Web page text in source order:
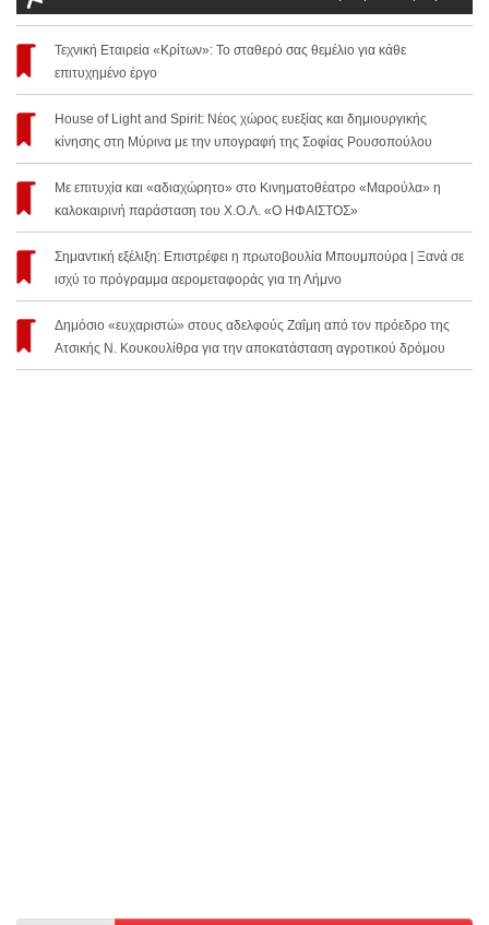
Τεχνική Εταιρεία «Κρίτων»: Το σταθερό σας θεμέλιο για κάθε
επιτυχημένο έργο
House of Light and Spirit: Νέος χώρος ευεξίας και δημιουργικής
κίνησης στη Μύρινα με την υπογραφή της Σοφίας Ρουσοπούλου
Με επιτυχία και «αδιαχώρητο» στο Κινηματοθέατρο «Μαρούλα» η
καλοκαιρινή παράσταση του Χ.Ο.Λ. «Ο ΗΦΑΙΣΤΟΣ»
Σημαντική εξέλιξη: Επιστρέφει η πρωτοβουλία Μπουμπούρα | Ξανά σε
ισχύ το πρόγραμμα αερομεταφοράς για τη Λήμνο
Δημόσιο «ευχαριστώ» στους αδελφούς Ζαΐμη από τον πρόεδρο της
Ατσικής Ν. Κουκουλίθρα για την αποκατάσταση αγροτικού δρόμου